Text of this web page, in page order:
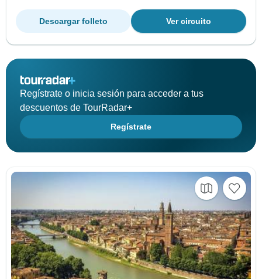
Ver circuito
Descargar folleto
Regístrate o inicia sesión para acceder a tus
descuentos de TourRadar+
Regístrate